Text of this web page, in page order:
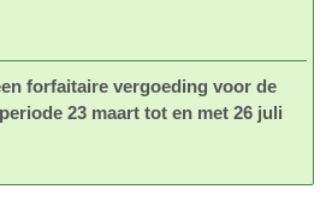
forfaitaire vergoeding voor de
23 maart tot en met 26 juli